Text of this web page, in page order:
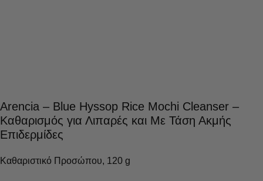
Arencia – Blue Hyssop Rice Mochi Cleanser –
Καθαρισμός για Λιπαρές και Με Τάση Ακμής
Επιδερμίδες
Καθαριστικό Προσώπου, 120 g